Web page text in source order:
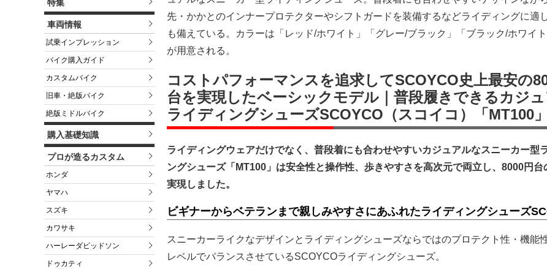
特集
車両情報
試乗インプレッション
バイク購入ガイド
カスタムバイク
旧車・絶版バイク
絶版ミドルバイク
購入基礎知識
プロが造るカスタム
ホンダ
ヤマハ
スズキ
カワサキ
ハーレーダビッドソン
ドゥカティ
先・かかとのインナープロテクターやシフトガードを装備するなどライディングに適
も備えている。カラーは「レッド/ホワイト」「グレー/ブラック」「ブラック/ホワイ
が用意される。
コストパフォーマンスを追求してSCOYCO史上最安の
台を実現したベーシックモデル｜普段履きできるカジ
ライディングシューズSCOYCO（スコイコ）「MT100」
ライディングウェアだけでなく、普段着にも合わせやすいカジュアルなスニーカー型
ングシューズ「MT100」は安全性と操作性、歩きやすさを高次元で両立し、8000円台
実現しました。
ビギナーからベテランまで親しみやすさにあふれたライディングシューズ
スニーカーライクなデザインとライディングシューズならではのプロテクト性・機能
レベルでバランスさせているSCOYCOライディングシューズ。